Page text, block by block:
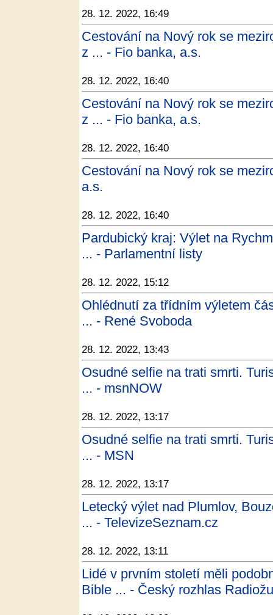
28. 12. 2022, 16:49
Cestování na Nový rok se
z ... - Fio banka, a.s.
28. 12. 2022, 16:40
Cestování na Nový rok se
z ... - Fio banka, a.s.
28. 12. 2022, 16:40
Cestování na Nový rok se
a.s.
28. 12. 2022, 16:40
Pardubický kraj: Výlet na
... - Parlamentní listy
28. 12. 2022, 15:12
Ohlédnutí za třídním výletem
... - René Svoboda
28. 12. 2022, 13:43
Osudné selfie na trati smrti.
... - msnNOW
28. 12. 2022, 13:17
Osudné selfie na trati smrti.
... - MSN
28. 12. 2022, 13:17
Letecký výlet nad Plumlov,
... - TelevizeSeznam.cz
28. 12. 2022, 13:11
Lidé v prvním století měli
Bible ... - Český rozhlas